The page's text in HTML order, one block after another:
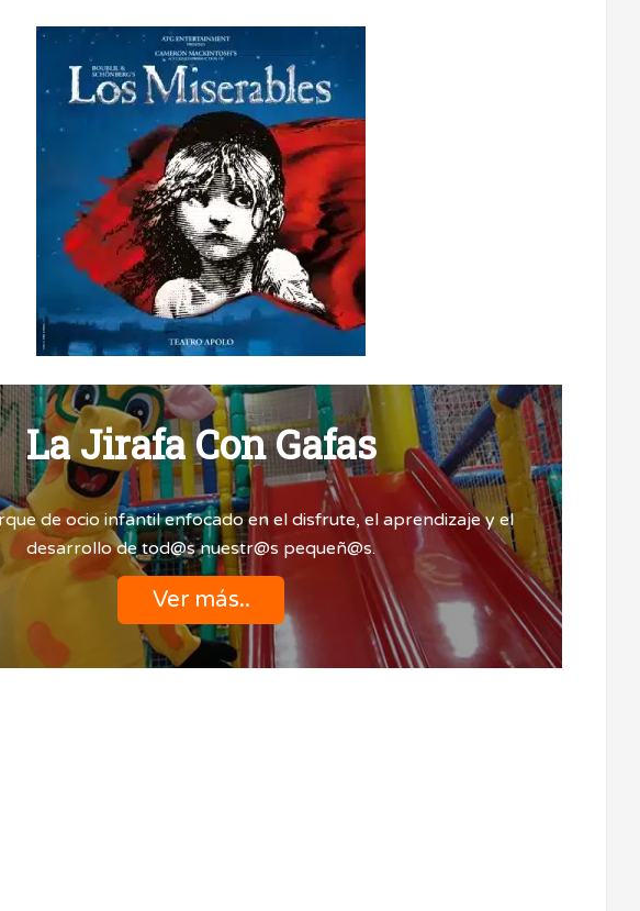
La Jirafa Con Gafas
de ocio infantil enfocado en el disfrute, el aprendizaje y el
desarrollo de tod@s nuestr@s pequeñ@s.
Ver más..